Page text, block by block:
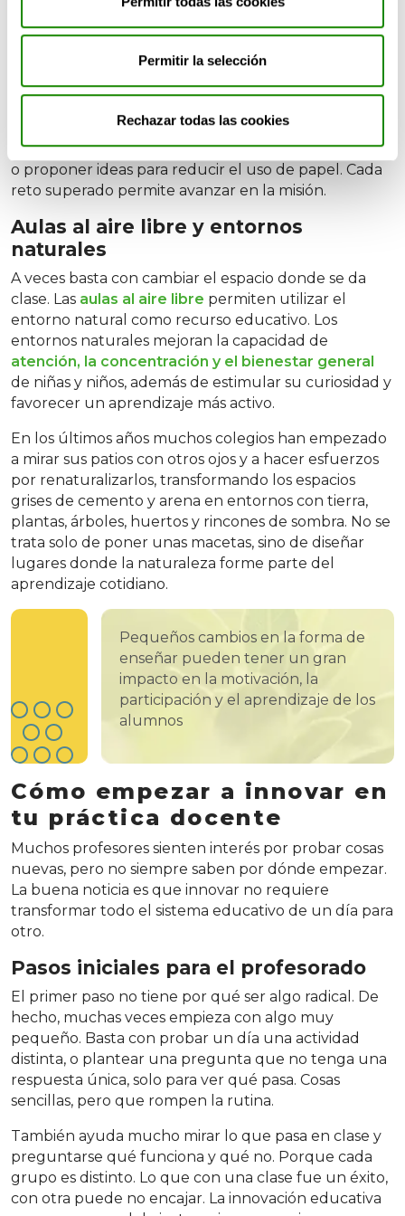
Permitir la selección
Rechazar todas las cookies
propios de los juegos en el aprendizaje. Esto puede
incluir retos, puntos, niveles o misiones. Se puede
para salvar el planeta. Los alumnos reciben
diferentes retos, como identificar residuos en el aula
o proponer ideas para reducir el uso de papel. Cada
reto superado permite avanzar en la misión.
Aulas al aire libre y entornos
naturales
A veces basta con cambiar el espacio donde se da
clase. Las aulas al aire libre permiten utilizar el
entorno natural como recurso educativo. Los
entornos naturales mejoran la capacidad de
atención, la concentración y el bienestar general
de niñas y niños, además de estimular su curiosidad y
favorecer un aprendizaje más activo.
En los últimos años muchos colegios han empezado
a mirar sus patios con otros ojos y a hacer esfuerzos
por renaturalizarlos, transformando los espacios
grises de cemento y arena en entornos con tierra,
plantas, árboles, huertos y rincones de sombra. No se
trata solo de poner unas macetas, sino de diseñar
lugares donde la naturaleza forme parte del
aprendizaje cotidiano.
Pequeños cambios en la forma de
enseñar pueden tener un gran
impacto en la motivación, la
participación y el aprendizaje de los
alumnos
Cómo empezar a innovar en
tu práctica docente
Muchos profesores sienten interés por probar cosas
nuevas, pero no siempre saben por dónde empezar.
La buena noticia es que innovar no requiere
transformar todo el sistema educativo de un día para
otro.
Pasos iniciales para el profesorado
El primer paso no tiene por qué ser algo radical. De
hecho, muchas veces empieza con algo muy
pequeño. Basta con probar un día una actividad
distinta, o plantear una pregunta que no tenga una
respuesta única, solo para ver qué pasa. Cosas
sencillas, pero que rompen la rutina.
También ayuda mucho mirar lo que pasa en clase y
preguntarse qué funciona y qué no. Porque cada
grupo es distinto. Lo que con una clase fue un éxito,
con otra puede no encajar. La innovación educativa